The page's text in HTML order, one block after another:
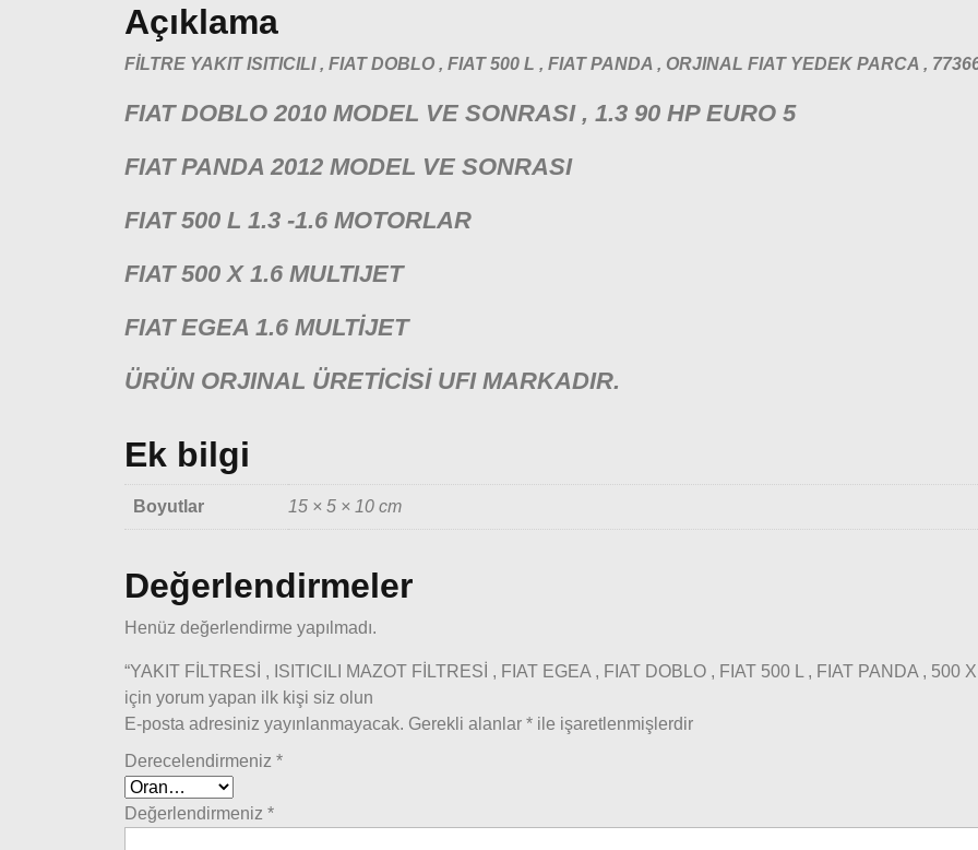
Açıklama
FİLTRE YAKIT ISITICILI , FIAT DOBLO , FIAT 500 L , FIAT PANDA , ORJINAL FIAT YEDEK PARCA ,
FIAT DOBLO 2010 MODEL VE SONRASI , 1.3 90 HP EURO 5
FIAT PANDA 2012 MODEL VE SONRASI
FIAT 500 L 1.3 -1.6 MOTORLAR
FIAT 500 X 1.6 MULTIJET
FIAT EGEA 1.6 MULTİJET
ÜRÜN ORJINAL ÜRETİCİSİ UFI MARKADIR.
Ek bilgi
Boyutlar 15 × 5 × 10 cm
Değerlendirmeler
Henüz değerlendirme yapılmadı.
“YAKIT FİLTRESİ , ISITICILI MAZOT FİLTRESİ , FIAT EGEA , FIAT DOBLO , FIAT 500 L , FIAT PANDA , 500
için yorum yapan ilk kişi siz olun
E-posta adresiniz yayınlanmayacak. Gerekli alanlar * ile işaretlenmişlerdir
Derecelendirmeniz *
Değerlendirmeniz *